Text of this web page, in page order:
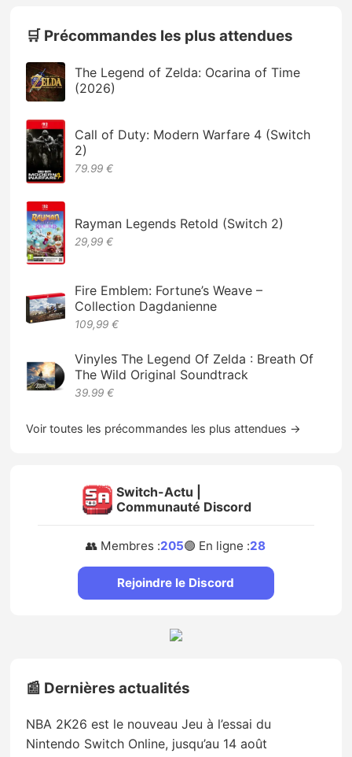
🛒 Précommandes les plus attendues
The Legend of Zelda: Ocarina of Time
(2026)
Call of Duty: Modern Warfare 4 (Switch
2)
79.99 €
Rayman Legends Retold (Switch 2)
29,99 €
Fire Emblem: Fortune’s Weave –
Collection Dagdanienne
109,99 €
Vinyles The Legend Of Zelda : Breath Of
The Wild Original Soundtrack
39.99 €
Voir toutes les précommandes les plus attendues →
Switch-Actu |
Communauté Discord
👥 Membres :205🟢 En ligne :28
Rejoindre le Discord
📰 Dernières actualités
NBA 2K26 est le nouveau Jeu à l’essai du
Nintendo Switch Online, jusqu’au 14 août